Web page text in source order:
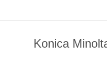
Konica